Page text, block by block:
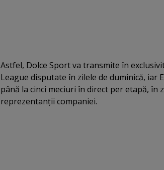
Astfel, Dolce Sport va transmite în
League disputate în zilele de duminică,
până la cinci meciuri în direct per etapă,
reprezentanţii companiei.